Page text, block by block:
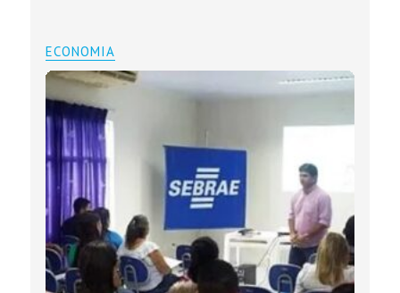
ECONOMIA